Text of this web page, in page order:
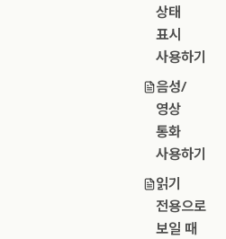
상태
표시
사용하기
음성/
영상
통화
사용하기
읽기
전용으로
보일 때